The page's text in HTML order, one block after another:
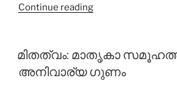
Continue reading“കേരളം:
ഇസ്
ലാമിന്റെ
പ്രകാശം
മിതത്വം: മാതൃകാ
അനിവാര്യ ഗുണം